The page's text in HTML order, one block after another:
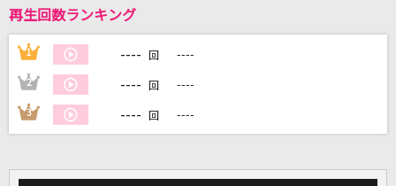
カラオケをもっと楽しもう！
家族や友達と一緒に！練習にも！
再生回数ランキング
1 ---- 回 ----
2 ---- 回 ----
3 ---- 回 ----